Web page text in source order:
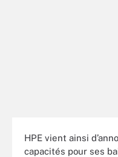
HPE vient ainsi
capacités pour ses